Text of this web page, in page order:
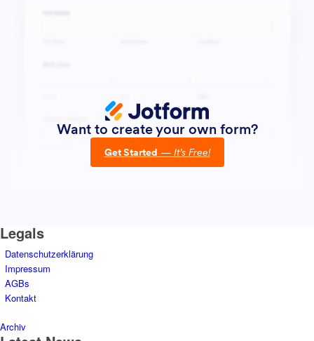
Legals
Datenschutzerklärung
Impressum
AGBs
Kontakt
Archiv